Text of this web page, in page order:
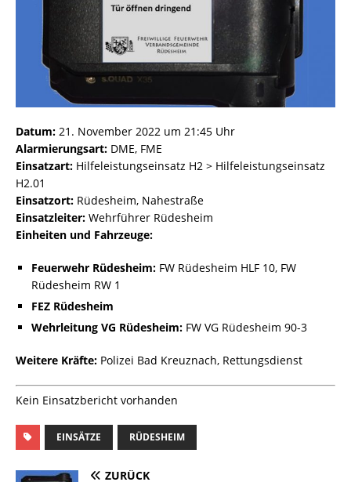
Datum: 21. November 2022 um 21:45 Uhr
Alarmierungsart: DME, FME
Einsatzart: Hilfeleistungseinsatz H2 > Hilfeleistungseinsatz
H2.01
Einsatzort: Rüdesheim, Nahestraße
Einsatzleiter: Wehrführer Rüdesheim
Einheiten und Fahrzeuge:
Feuerwehr Rüdesheim: FW Rüdesheim HLF 10, FW
Rüdesheim RW 1
FEZ Rüdesheim
Wehrleitung VG Rüdesheim: FW VG Rüdesheim 90-3
Weitere Kräfte: Polizei Bad Kreuznach, Rettungsdienst
Kein Einsatzbericht vorhanden
EINSÄTZE RÜDESHEIM
ZURÜCK